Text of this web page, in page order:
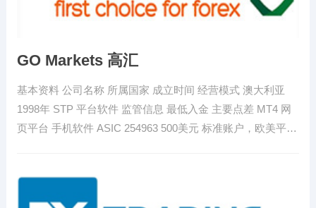
GO Markets 高汇
基本资料 公司名称 所属国家 成立时间 经营模式 澳大利亚
1998年 STP 平台软件 监管信息 最低入金 主要点差 MT4 网
页平台 手机软件 ASIC 254963 500美元 标准账户，欧美平…